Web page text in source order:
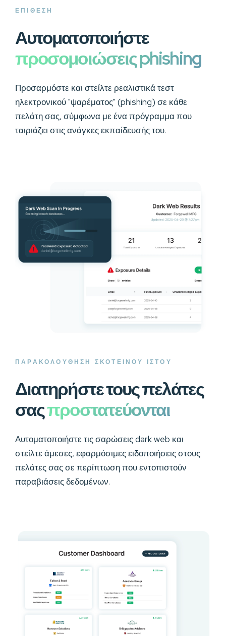
ΕΠΙΘΕΣΗ
Αυτοματοποιήστε
προσομοιώσεις phishing
Προσαρμόστε και στείλτε ρεαλιστικά τεστ
ηλεκτρονικού "ψαρέματος" (phishing) σε κάθε
πελάτη σας, σύμφωνα με ένα πρόγραμμα που
ταιριάζει στις ανάγκες εκπαίδευσής του.
ΠΑΡΑΚΟΛΟΥΘΗΣΗ ΣΚΟΤΕΙΝΟΥ ΙΣΤΟΥ
Διατηρήστε τους πελάτες
σαςπροστατεύονται
Αυτοματοποιήστε τις σαρώσεις dark web και
στείλτε άμεσες, εφαρμόσιμες ειδοποιήσεις στους
πελάτες σας σε περίπτωση που εντοπιστούν
παραβιάσεις δεδομένων.